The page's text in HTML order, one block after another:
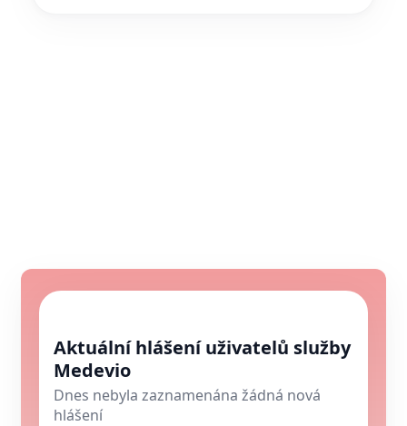
Aktuální hlášení uživatelů služby
Medevio
Dnes nebyla zaznamenána žádná nová
hlášení